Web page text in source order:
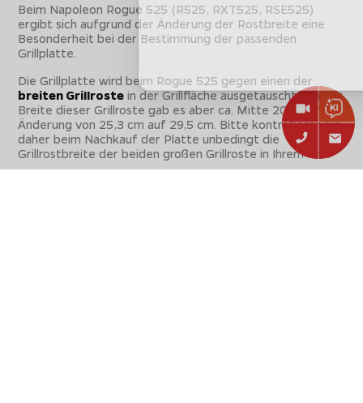
Beim Napoleon Rogue 525 (R525, RXT525, RSE525)
ergibt sich aufgrund der Änderung der Rostbreite eine
Besonderheit bei der Bestimmung der passenden
Grillplatte.
Die Grillplatte wird beim Rogue 525 gegen einen der
breiten Grillroste in der Grillfläche ausgetauscht. Bei der
Breite dieser Grillroste gab es aber ca. Mitte 2020 eine
Änderung von 25,3 cm auf 29,5 cm. Bitte kontrollieren Sie
daher beim Nachkauf der Platte unbedingt die
Grillrostbreite der beiden großen Grillroste in Ihrem Grill.